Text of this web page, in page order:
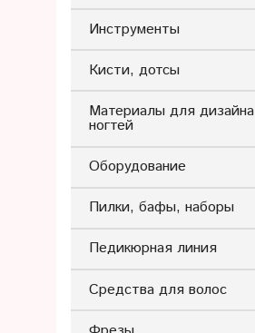
Инструменты
Кисти, дотсы
Материалы для дизайна
ногтей
Оборудование
Пилки, бафы, наборы
Педикюрная линия
Средства для волос